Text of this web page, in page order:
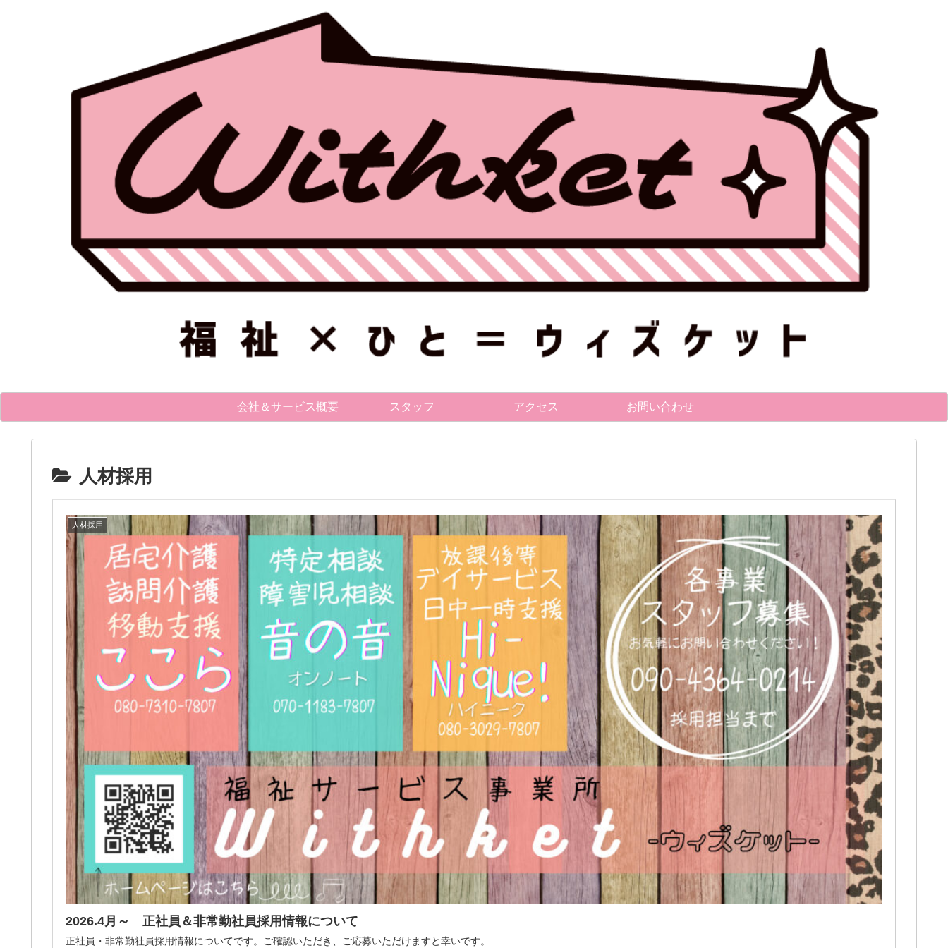
会社＆サービス概要 スタッフ アクセス お問い合わせ
人材採用
人材採用
2026.4月～ 正社員＆非常勤社員採用情報について
正社員・非常勤社員採用情報についてです。ご確認いただき、ご応募いただけますと幸いです。